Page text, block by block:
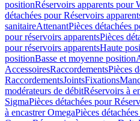
positionRéservoirs apparents pour
détachées pour Réservoirs
sanitaireAttenantPièces détachées
pour réservoirs apparentsPièces
pour réservoirs apparentsHaute
positionBasse et moyenne position
AccessoiresRaccordementsPièces
RaccordementsJointsFixations
modérateurs de débitRéservoirs à
SigmaPièces détachées pour
à encastrer OmegaPièces